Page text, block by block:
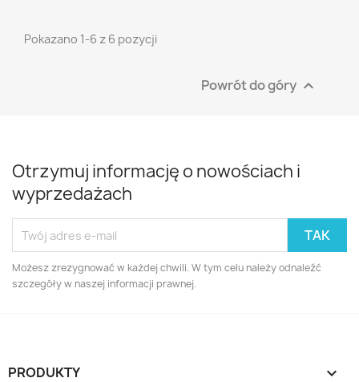
Pokazano 1-6 z 6 pozycji
Powrót do góry 
Otrzymuj informację o nowościach i
wyprzedażach
Możesz zrezygnować w każdej chwili. W tym celu należy odnaleźć
szczegóły w naszej informacji prawnej.
PRODUKTY 